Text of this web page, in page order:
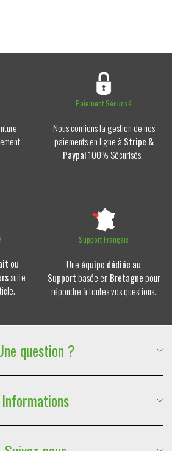
Paiement Sécurisé
Nous confions la gestion de nos
paiements en ligne à Stripe &
Paypal100% Sécurisés.
ou
suite
Support Français
Une équipe dédiée au
Supportbasée en Bretagnepour
répondre à toutes vos questions.
question ?
Suivre ma commande
:
06 59 88 77 47
:contact@lesdouxraveurs.fr
FAQ & Contact
Informations